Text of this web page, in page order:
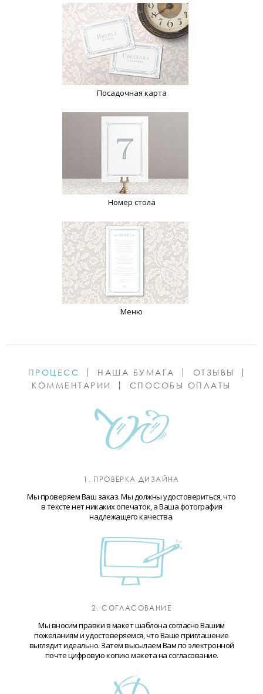
Посадочная карта
Номер стола
Меню
ПРОЦЕСС НАША БУМАГА
ОТЗЫВЫ
КОММЕНТАРИИ
СПОСОБЫ ОПЛАТЫ
1. ПРОВЕРКА ДИЗАЙНА
Мы проверяем Ваш заказ. Мы должны удостовериться, что
в тексте нет никаких опечаток, а Ваша фотография
надлежащего качества.
2. СОГЛАСОВАНИЕ
Мы вносим правки в макет шаблона согласно Вашим
пожеланиям и удостоверяемся, что Ваше приглашение
выглядит идеально. Затем высылаем Вам по электронной
почте цифровую копию макета на согласование.